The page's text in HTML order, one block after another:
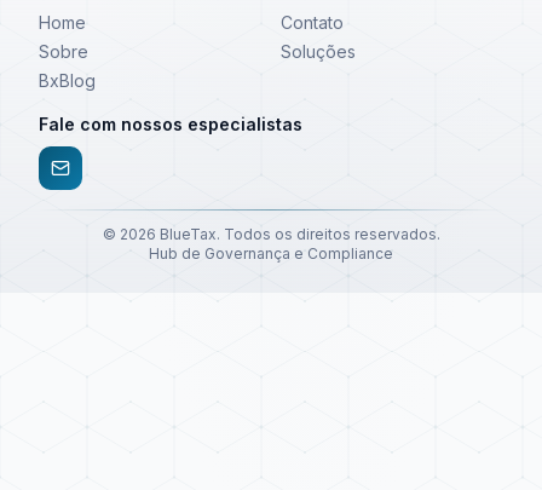
Home
Contato
Sobre
Soluções
BxBlog
Fale com nossos especialistas
© 2026 BlueTax. Todos os direitos reservados.
Hub de Governança e Compliance